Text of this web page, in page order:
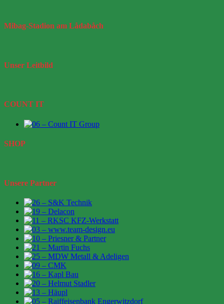
Mibag-Stadion am Lådabåch
Unser Leitbild
COUNT IT
SHOP
Unsere Partner